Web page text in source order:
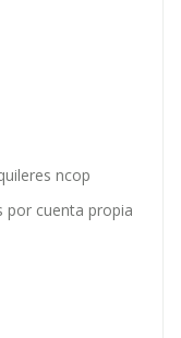
ncop
por cuenta propia